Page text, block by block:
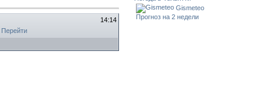
14:14
Перейти
Gismeteo
Прогноз на 2 недели